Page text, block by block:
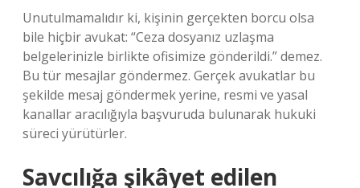
Unutulmamalıdır ki, kişinin gerçekten borcu olsa
bile hiçbir avukat: “Ceza dosyanız uzlaşma
belgelerinizle birlikte ofisimize gönderildi.” demez.
Bu tür mesajlar göndermez. Gerçek avukatlar bu
şekilde mesaj göndermek yerine, resmi ve yasal
kanallar aracılığıyla başvuruda bulunarak hukuki
süreci yürütürler.
Savcılığa şikâyet edilen